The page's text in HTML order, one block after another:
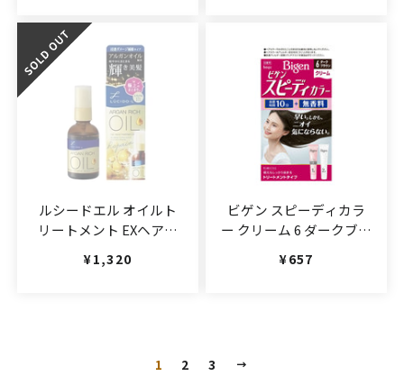
ルシードエル オイルト
リートメント EXヘアリ
60ml(JAN:4902806100587)
通常価格
¥1,320
ビゲン スピーディカラ
ー クリーム 6 ダークブラ
(JAN:4987205041174)
通常価格
¥657
1 2 3